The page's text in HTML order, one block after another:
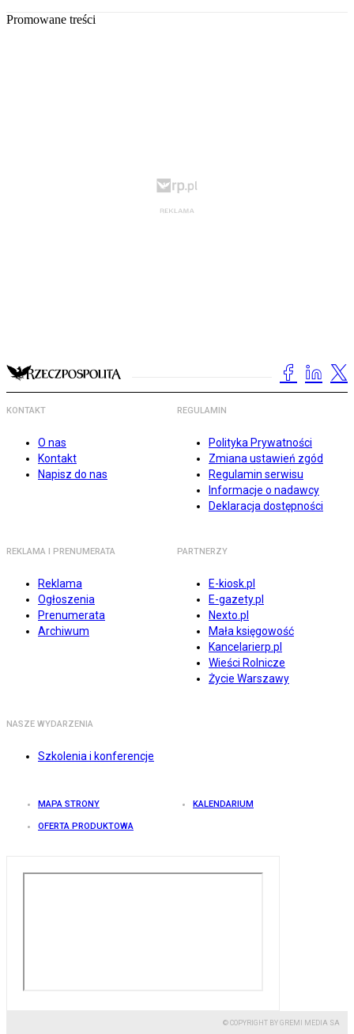
Promowane treści
KONTAKT
O nas
Kontakt
Napisz do nas
REGULAMIN
Polityka Prywatności
Zmiana ustawień zgód
Regulamin serwisu
Informacje o nadawcy
Deklaracja dostępności
REKLAMA I PRENUMERATA
Reklama
Ogłoszenia
Prenumerata
Archiwum
PARTNERZY
E-kiosk.pl
E-gazety.pl
Nexto.pl
Mała księgowość
Kancelarierp.pl
Wieści Rolnicze
Życie Warszawy
NASZE WYDARZENIA
Szkolenia i konferencje
MAPA STRONY KALENDARIUM
OFERTA PRODUKTOWA
© COPYRIGHT BY GREMI MEDIA SA